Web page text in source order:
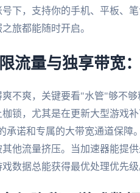
号下，支持你的手机、平板、
之旅都能随时开启。
流量与独享带宽
爽不爽，关键要看"水管"够不
枷锁，尤其是在更新大型游戏
承诺和专属的大带宽通道保障
其他流量挤压。当加速器能提
戏数据总能获得最优处理优先级